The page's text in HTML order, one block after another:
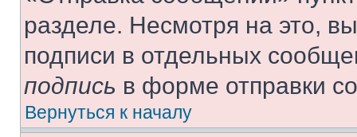
разделе. Несмотря на это,
подписи в отдельных
подпись в форме отправки
Вернуться к началу